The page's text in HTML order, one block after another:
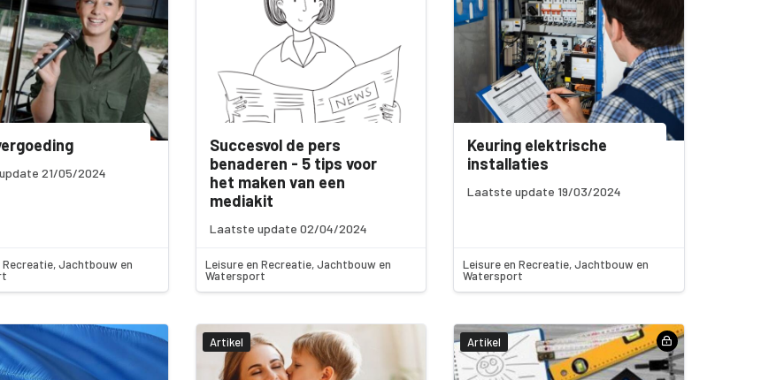
21/05/2024
Recreatie, Jachtbouw en
Succesvol de pers
benaderen - 5 tips voor
het maken van een
mediakit
Laatste update 02/04/2024
Leisure en Recreatie, Jachtbouw en
Watersport
Keuring elektrische
installaties
Laatste update 19/03/2024
Leisure en Recreatie, Jachtbouw en
Watersport
Artikel Artikel